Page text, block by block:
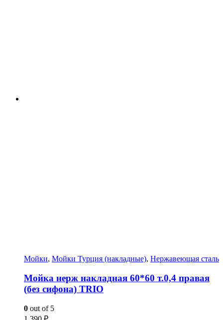
Мойки, Мойки Турция (накладные), Нержавеющая сталь
Мойка нерж накладная 60*60 т.0,4 правая
(без сифона) TRIO
0 out of 5